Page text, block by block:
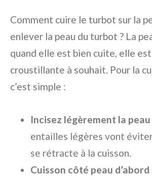
Comment cuire le turbot sur la
enlever la peau du turbot ? La
quand elle est bien cuite, elle
croustillante à souhait. Pour la
c’est simple :
Incisez légèrement la peau
entailles légères vont
se rétracte à la cuisson.
Cuisson côté peau d’abord